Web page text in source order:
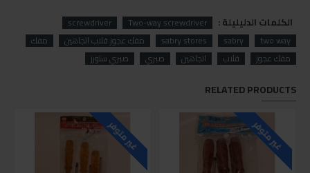
الكلمات الدليليلة : Two-way screwdriver
screwdriver
two way
sabry
sabry stores مفك عجوز قلاب اتجاهين
مفك
مفك عجوز
قلاب اتجاهين صبري صبري ستورز
RELATED PRODUCTS
غير متوفر غير متوفر